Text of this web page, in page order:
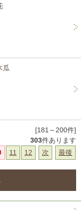
瓜
[181～200件]
303件あります
11 12 次 最後